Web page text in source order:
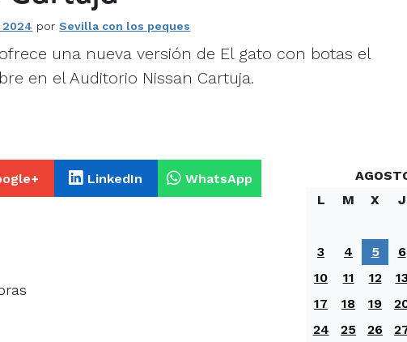
2024 porSevilla con los peques
una nueva versión de El gato con botas el
en el Auditorio Nissan Cartuja.
LinkedIn WhatsApp
L
M X J
3
4 5 6
10
11 12
17
18 19
24
25 26